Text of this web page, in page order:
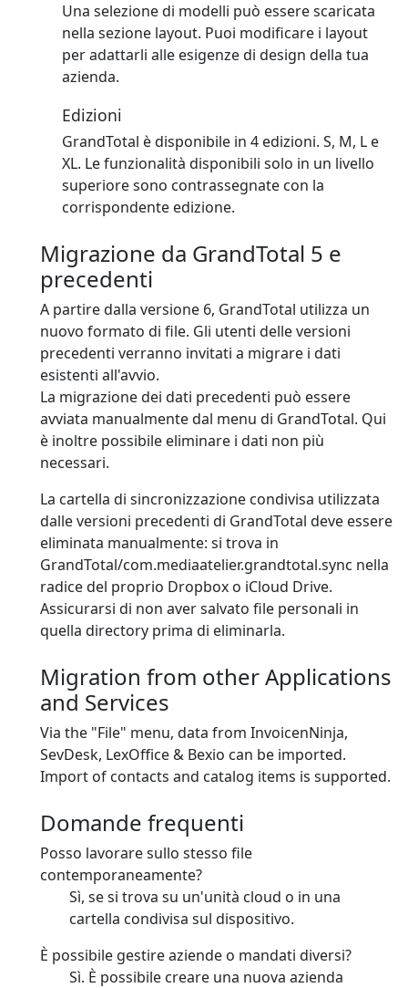
Una selezione di modelli può essere scaricata
nella sezione layout. Puoi modificare i layout
per adattarli alle esigenze di design della tua
azienda.
Edizioni
GrandTotal è disponibile in 4 edizioni. S, M, L e
XL. Le funzionalità disponibili solo in un livello
superiore sono contrassegnate con la
corrispondente edizione.
Migrazione da GrandTotal 5 e
precedenti
A partire dalla versione 6, GrandTotal utilizza un
nuovo formato di file. Gli utenti delle versioni
precedenti verranno invitati a migrare i dati
esistenti all'avvio.
La migrazione dei dati precedenti può essere
avviata manualmente dal menu di GrandTotal. Qui
è inoltre possibile eliminare i dati non più
necessari.
La cartella di sincronizzazione condivisa utilizzata
dalle versioni precedenti di GrandTotal deve essere
eliminata manualmente: si trova in
GrandTotal/com.mediaatelier.grandtotal.sync nella
radice del proprio Dropbox o iCloud Drive.
Assicurarsi di non aver salvato file personali in
quella directory prima di eliminarla.
Migration from other Applications
and Services
Via the "File" menu, data from InvoicenNinja,
SevDesk, LexOffice & Bexio can be imported.
Import of contacts and catalog items is supported.
Domande frequenti
Posso lavorare sullo stesso file
contemporaneamente?
Sì, se si trova su un'unità cloud o in una
cartella condivisa sul dispositivo.
È possibile gestire aziende o mandati diversi?
Sì. È possibile creare una nuova azienda